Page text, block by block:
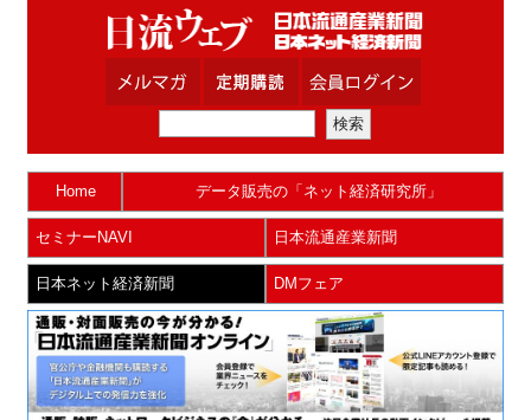
Home データ販売の「ネット経済研究所」
セミナーNAVI 日本流通産業新聞
日本ネット経済新聞 DMフェア